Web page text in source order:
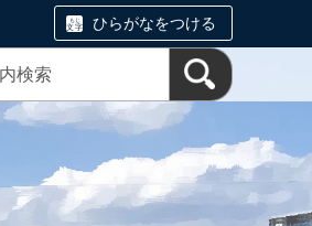
ひらがなをつける